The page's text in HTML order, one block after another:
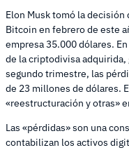
Elon Musk tomó la
Bitcoin en febrero de este
empresa 35.000 dólares.
de la criptodivisa
segundo trimestre, las
de 23 millones de dólares.
«reestructuración y otras»
Las «pérdidas» son una
contabilizan los activos